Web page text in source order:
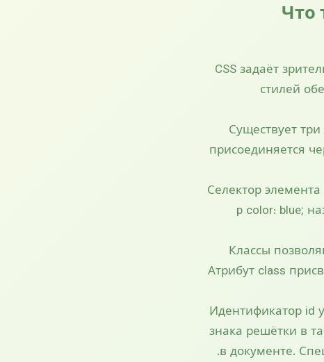
Что
CSS задаёт
стилей
Существует
присоединяется
Селектор
p color: blue;
Классы
Атрибут class
Идентификатор id
знака решётки в
в документе.